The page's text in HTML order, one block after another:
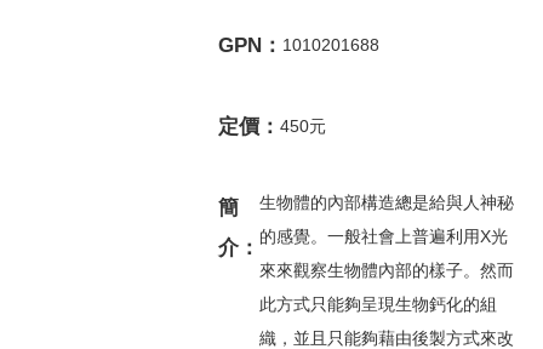
GPN： 1010201688
定價： 450元
簡
介：
生物體的內部構造總是給與人神秘
的感覺。一般社會上普遍利用X光
來來觀察生物體內部的樣子。然而
此方式只能夠呈現生物鈣化的組
織，並且只能夠藉由後製方式來改